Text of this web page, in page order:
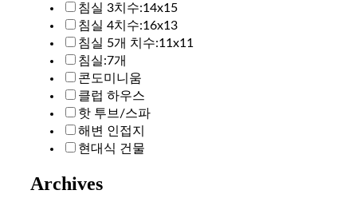
침실 3치수:14x15
침실 4치수:16x13
침실 5개 치수:11x11
침실:7개
콘도미니움
클럽 하우스
핫 투브/스파
해변 인접지
현대식 건물
Archives